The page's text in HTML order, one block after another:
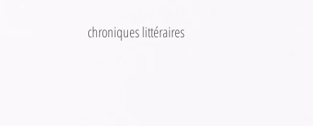
chroniques littéraires